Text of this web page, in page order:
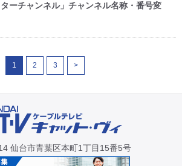
ーチャンネル」チャンネル名称・番号変
1 2 3 >
仙台市青葉区本町1丁目15番5号